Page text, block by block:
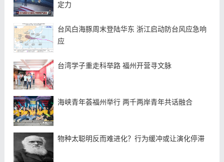
定力
台风白海豚周末登陆华东 浙江启动防台风应急响
应
台湾学子重走科举路 福州开营寻文脉
海峡青年荟福州举行 两千两岸青年共话融合
物种太聪明反而难进化？行为缓冲或让演化停滞